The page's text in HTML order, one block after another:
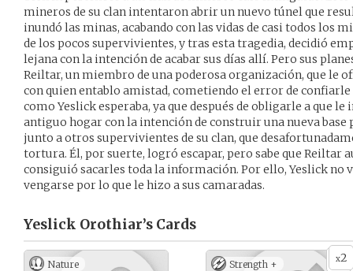
mineros de su clan intentaron abrir un nuevo túnel que
inundó las minas, acabando con las vidas de casi todos los
de los pocos supervivientes, y tras esta tragedia, decidió
lejana con la intención de acabar sus días allí. Pero sus
Reiltar, un miembro de una poderosa organización, que le
con quien entablo amistad, cometiendo el error de confiarle
como Yeslick esperaba, ya que después de obligarle a que
antiguo hogar con la intención de construir una nueva base
junto a otros supervivientes de su clan, que
tortura. Él, por suerte, logró escapar, pero sabe que Reiltar
consiguió sacarles toda la información. Por ello, Yeslick no
vengarse por lo que le hizo a sus camaradas.
Yeslick Orothiar’s Cards
Nature x2
Strength +